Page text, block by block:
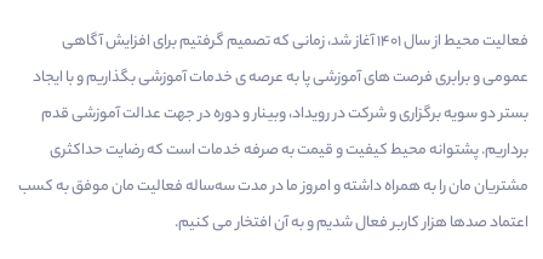
فعالیت محیط از سال 1401 آغاز شد، زمانی که تصمیم گرفتیم برای افزایش آگاهی
عمومی و برابری فرصت های آموزشی پا به عرصه ی خدمات آموزشی بگذاریم و با ایجاد
بستر دو سویه برگزاری و شرکت در رویداد، وبینار و دوره در جهت عدالت آموزشی قدم
برداریم. پشتوانه محیط کیفیت و قیمت به صرفه خدمات است که رضایت حداکثری
مشتریان مان را به همراه داشته و امروز ما در مدت سه‌ساله فعالیت مان موفق به کسب
اعتماد صدها هزار کاربر فعال شدیم و به آن افتخار می‌ کنیم.